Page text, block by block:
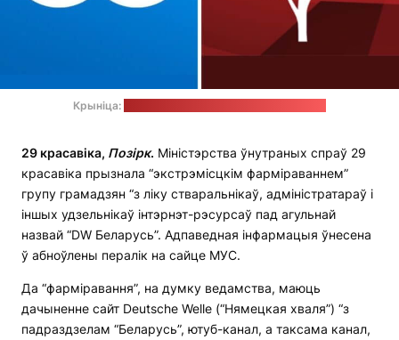
Крыніца:
29 красавіка, Позірк. Міністэрства ўнутраных спраў 29
красавіка прызнала “экстрэмісцкім фарміраваннем”
групу грамадзян “з ліку стваральнікаў, адміністратараў і
іншых удзельнікаў інтэрнэт-рэсурсаў пад агульнай
назвай “DW Беларусь”. Адпаведная інфармацыя ўнесена
ў абноўлены пералік на сайце МУС.
Да “фарміравання”, на думку ведамства, маюць
дачыненне сайт Deutsche Welle (“Нямецкая хваля”) “з
падраздзелам “Беларусь”, ютуб-канал, а таксама канал,